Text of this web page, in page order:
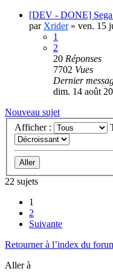
[DEV - DONE]
par Xrider» ven. 15
1
2
20 Réponses
7702 Vues
Dernier
dim. 14 août
Nouveau sujet
Afficher :
22 sujets
1
2
Suivante
Retourner à l’index du
Aller à